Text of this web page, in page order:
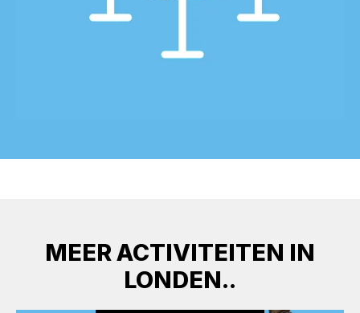
MEER ACTIVITEITEN IN
LONDEN..